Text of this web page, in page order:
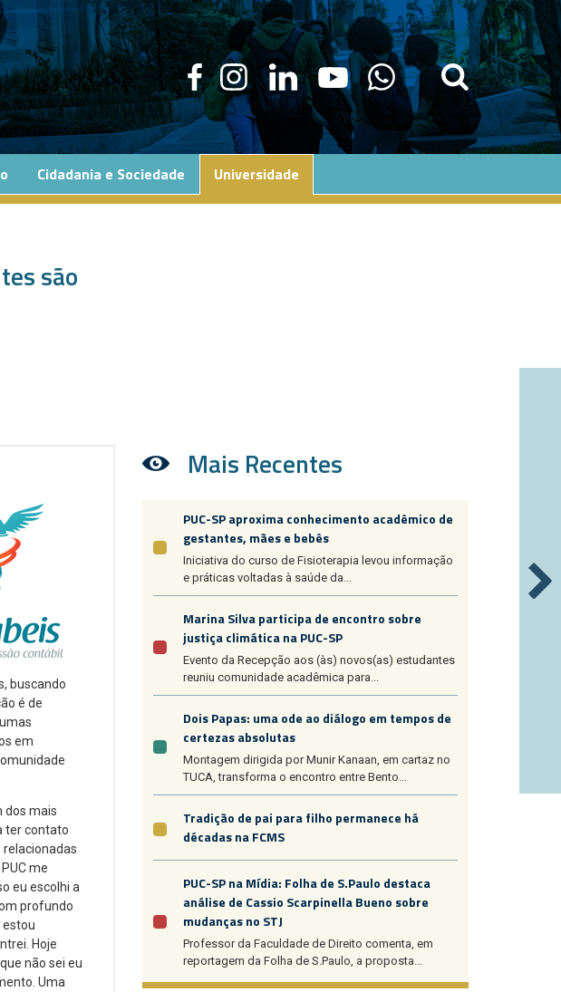
Cidadania e Sociedade Universidade
são
buscando
é de
em
dos mais
ter contato
relacionadas
me
eu escolhi a
profundo
estou
Hoje
não sei eu
Uma
Mais Recentes
PUC-SP aproxima conhecimento acadêmico de
gestantes, mães e bebês
Iniciativa do curso de Fisioterapia levou informação
e práticas voltadas à saúde da...
Marina Silva participa de encontro sobre
justiça climática na PUC-SP
Evento da Recepção aos (às) novos(as) estudantes
reuniu comunidade acadêmica para...
Dois Papas: uma ode ao diálogo em tempos de
certezas absolutas
Montagem dirigida por Munir Kanaan, em cartaz no
TUCA, transforma o encontro entre Bento...
Tradição de pai para filho permanece há
décadas na FCMS
PUC-SP na Mídia: Folha de S.Paulo destaca
análise de Cassio Scarpinella Bueno sobre
mudanças no STJ
Professor da Faculdade de Direito comenta, em
reportagem da Folha de S.Paulo, a proposta...